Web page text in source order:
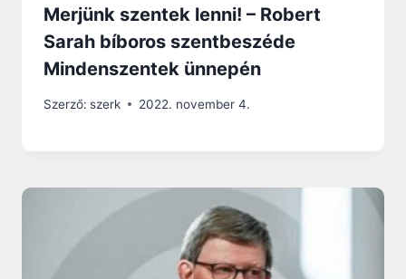
Merjünk szentek lenni! – Robert
Sarah bíboros szentbeszéde
Mindenszentek ünnepén
Szerző: szerk 2022. november 4.